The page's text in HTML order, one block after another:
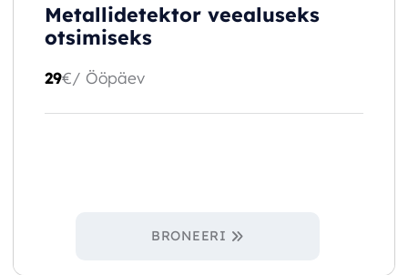
Metallidetektor veealuseks
otsimiseks
29€/ Ööpäev
BRONEERI